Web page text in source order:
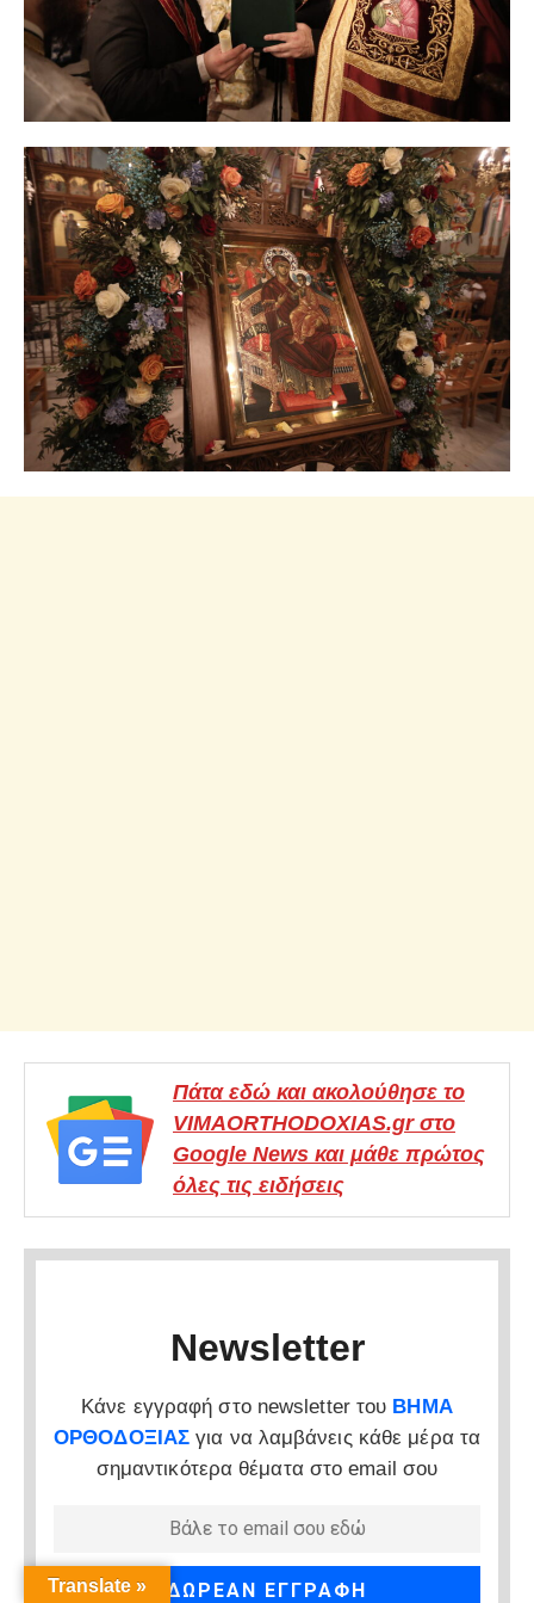
Πάτα εδώ και ακολούθησε το
VIMAORTHODOXIAS.gr στο
Google News και μάθε πρώτος
όλες τις ειδήσεις
Newsletter
Κάνε εγγραφή στο newsletter του ΒΗΜΑ
ΟΡΘΟΔΟΞΙΑΣ για να λαμβάνεις κάθε μέρα τα
σημαντικότερα θέματα στο email σου
Translate »